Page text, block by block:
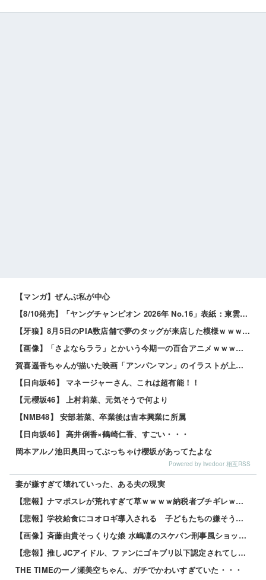
【マンガ】ぜんぶ私が中心
【8/10発売】「ヤングチャンピオン 2026年 No.16」表紙：東雲うみ / 斉藤優里 えなこ 高鶴桃羽 etc.
【牙狼】8月5日のPIA数店舗で夢のタッグが来店した模様ｗｗｗｗｗ
【画像】「さよならララ」とかいう今期一の百合アニメｗｗｗｗｗ
賀喜遥香ちゃんが描いた映画「アンパンマン」のイラストが上手すぎる！！！【乃木坂46】
【日向坂46】 マネージャーさん、これは超有能！！
【元櫻坂46】 上村莉菜、元気そうで何より
【NMB48】 安部若菜、卒業後は吉本興業に所属
【日向坂46】 高井俐香×鶴崎仁香、すごい・・・
岡本アルノ池田奥田ってぶっちゃけ櫻坂があってたよな
Powered by livedoor 相互RSS
妻が嫌すぎて壊れていった、ある夫の現実
【悲報】ナマポスレが荒れすぎて草ｗｗｗｗ納税者ブチギレｗｗｗｗ 他
【悲報】学校給食にコオロギ導入される 子どもたちの嫌そうな顔がリアルすぎｗｗｗｗｗ 他
【画像】斉藤由貴そっくりな娘 水嶋凜のスケバン刑事風ショットがこちらｗｗｗ 他
【悲報】推しJCアイドル、ファンにゴキブリ以下認定されてしまうｗｗｗｗ 他
THE TIMEの一ノ瀬美空ちゃん、ガチでかわいすぎていた・・・